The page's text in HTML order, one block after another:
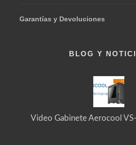
Garantías y Devoluciones
BLOG Y
Video Gabinete Aerocool